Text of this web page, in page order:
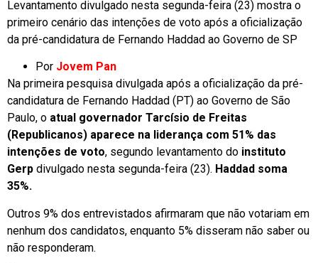
Levantamento divulgado nesta segunda-feira (23) mostra o
primeiro cenário das intenções de voto após a oficialização
da pré-candidatura de Fernando Haddad ao Governo de SP
Por Jovem Pan
Na primeira pesquisa divulgada após a oficialização da pré-
candidatura de Fernando Haddad (PT) ao Governo de São
Paulo, o atual governador Tarcísio de Freitas
(Republicanos) aparece na liderança com 51% das
intenções de voto, segundo levantamento do instituto
Gerp divulgado nesta segunda-feira (23). Haddad soma
35%.
Outros 9% dos entrevistados afirmaram que não votariam em
nenhum dos candidatos, enquanto 5% disseram não saber ou
não responderam.